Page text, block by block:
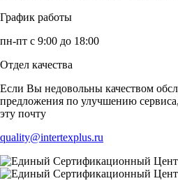
График работы
пн-пт с 9:00 до 18:00
Отдел качества
Если Вы недовольны качеством
предложения по улучшению
эту почту
quality@intertexplus.ru